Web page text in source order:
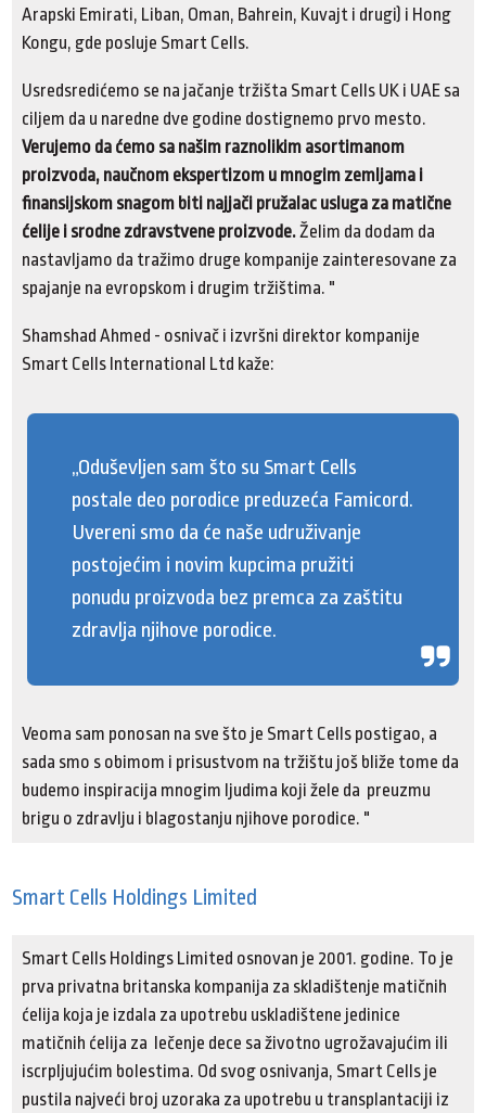
Arapski Emirati, Liban, Oman, Bahrein, Kuvajt i drugi) i Hong
Kongu, gde posluje Smart Cells.
Usredsredićemo se na jačanje tržišta Smart Cells UK i UAE sa
ciljem da u naredne dve godine dostignemo prvo mesto.
Verujemo da ćemo sa našim raznolikim asortimanom
proizvoda, naučnom ekspertizom u mnogim zemljama i
finansijskom snagom biti najjači pružalac usluga za matične
ćelije i srodne zdravstvene proizvode.Želim da dodam da
nastavljamo da tražimo druge kompanije zainteresovane za
spajanje na evropskom i drugim tržištima. "
Shamshad Ahmed - osnivač i izvršni direktor kompanije
Smart Cells International Ltd kaže:
„Oduševljen sam što su Smart Cells
postale deo porodice preduzeća Famicord.
Uvereni smo da će naše udruživanje
postojećim i novim kupcima pružiti
ponudu proizvoda bez premca za zaštitu
zdravlja njihove porodice.
Veoma sam ponosan na sve što je Smart Cells postigao, a
sada smo s obimom i prisustvom na tržištu još bliže tome da
budemo inspiracija mnogim ljudima koji žele da preuzmu
brigu o zdravlju i blagostanju njihove porodice. "
Smart Cells Holdings Limited
Smart Cells Holdings Limited osnovan je 2001. godine. To je
prva privatna britanska kompanija za skladištenje matičnih
ćelija koja je izdala za upotrebu uskladištene jedinice
matičnih ćelija za lečenje dece sa životno ugrožavajućim ili
iscrpljujućim bolestima. Od svog osnivanja, Smart Cells je
pustila najveći broj uzoraka za upotrebu u transplantaciji iz